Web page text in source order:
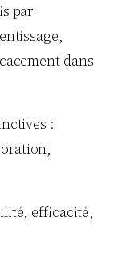
par
dans
:
efficacité,